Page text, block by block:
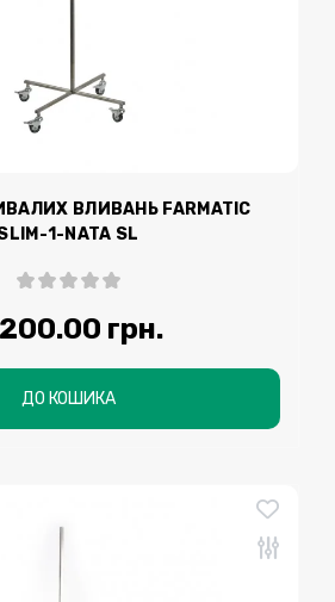
ВЛИВАНЬ FARMATIC
1-NATA SL
грн.
ДО КОШИКА